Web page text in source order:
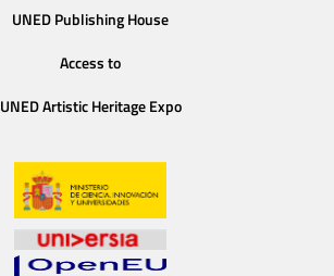
UNED Publishing House
Access to
UNED Artistic Heritage Expo